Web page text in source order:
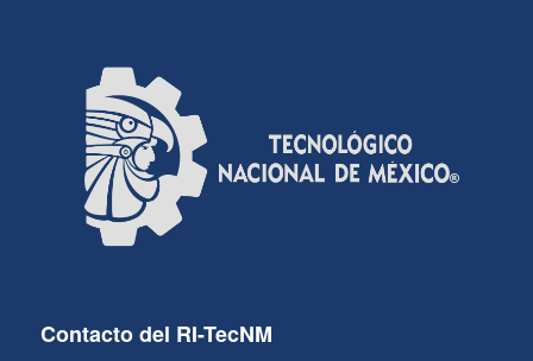
Contacto del RI-TecNM